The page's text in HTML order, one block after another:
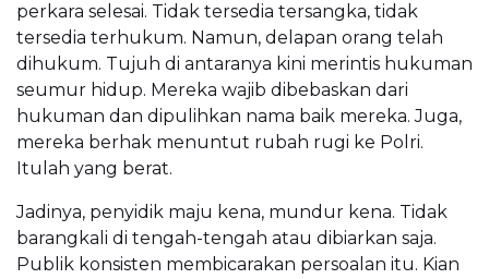
perkara selesai. Tidak tersedia tersangka, tidak
tersedia terhukum. Namun, delapan orang telah
dihukum. Tujuh di antaranya kini merintis hukuman
seumur hidup. Mereka wajib dibebaskan dari
hukuman dan dipulihkan nama baik mereka. Juga,
mereka berhak menuntut rubah rugi ke Polri.
Itulah yang berat.
Jadinya, penyidik maju kena, mundur kena. Tidak
barangkali di tengah-tengah atau dibiarkan saja.
Publik konsisten membicarakan persoalan itu. Kian